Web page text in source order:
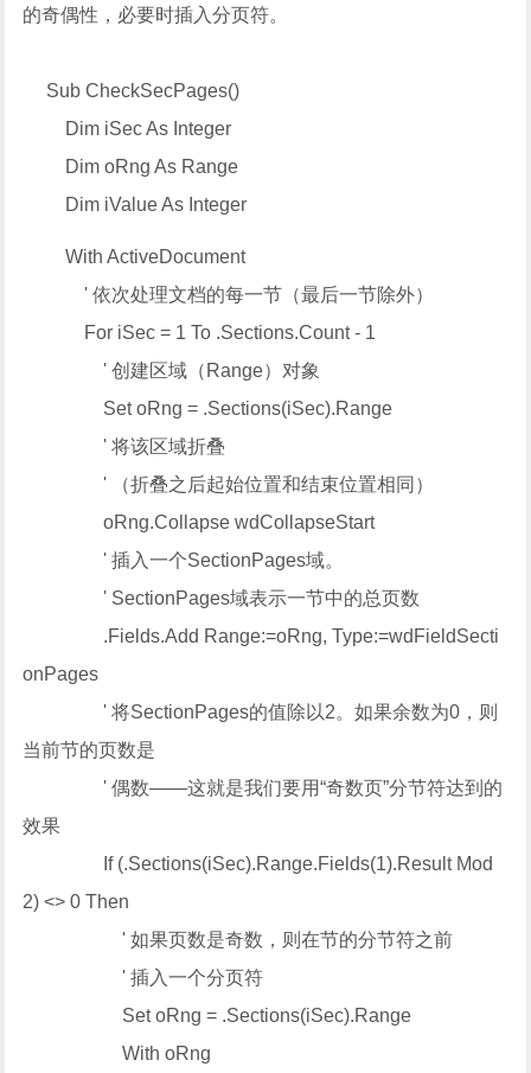
的奇偶性，必要时插入分页符。
Sub CheckSecPages()
Dim iSec As Integer
Dim oRng As Range
Dim iValue As Integer
With ActiveDocument
' 依次处理文档的每一节（最后一节除外）
For iSec = 1 To .Sections.Count - 1
' 创建区域（Range）对象
Set oRng = .Sections(iSec).Range
' 将该区域折叠
' （折叠之后起始位置和结束位置相同）
oRng.Collapse wdCollapseStart
' 插入一个SectionPages域。
' SectionPages域表示一节中的总页数
.Fields.Add Range:=oRng, Type:=wdFieldSecti
onPages
' 将SectionPages的值除以2。如果余数为0，则
当前节的页数是
' 偶数——这就是我们要用“奇数页”分节符达到的
效果
If (.Sections(iSec).Range.Fields(1).Result Mod
2) <> 0 Then
' 如果页数是奇数，则在节的分节符之前
' 插入一个分页符
Set oRng = .Sections(iSec).Range
With oRng